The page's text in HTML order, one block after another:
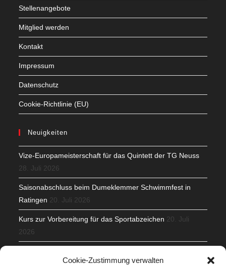
Cookie-Zustimmung verwalten
Stellenangebote
Mitglied werden
Kontakt
Impressum
Datenschutz
Cookie-Richtlinie (EU)
Neuigkeiten
Vize-Europameisterschaft für das Quintett der TG Neuss
28. Juli 2026
Saisonabschluss beim Dumeklemmer Schwimmfest in
Ratingen 20. Juli 2026
Kurs zur Vorbereitung für das Sportabzeichen 20. Juli
2026